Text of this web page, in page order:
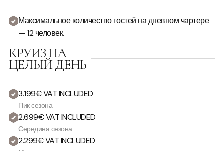
Максимальное количество гостей на дневном чартере
— 12 человек.
КРУИЗ НА
ЦЕЛЫЙ ДЕНЬ
3.199€ VAT INCLUDED
Пик сезона
2.699€ VAT INCLUDED
Середина сезона
2.299€ VAT INCLUDED